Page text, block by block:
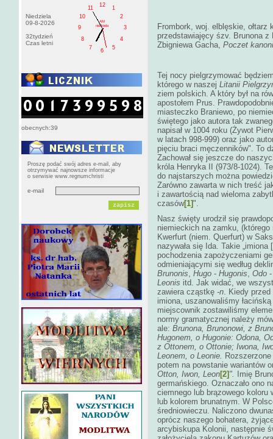
Niedziela
09-8-2026
32tydzień
Czas letni
1
2
3
4
5
6
7
8
9
10
11
12
AM
niedziela
obecnych:39
Proszę podać swój adres e-mail, aby
otrzymywać najnowsze informacje
o serwisie www.regnumchristi
e-mail
Frombork, woj. elblęskie,
przedstawiajęcy śzv. Brunona
Zbigniewa Gacha, Poczet
Tej nocy pielgrzymować
którego w naszej Litanii
ziem polskich. A który był na
apostołem Prus.
miasteczko Braniewo, po
świętego jako autora tak
napisał w 1004 roku (Żywot
w latach 998-999) oraz jako
pięciu braci męczenników". To
Zachował się jeszcze do
króla Henryka II (973/8-1024).
do najstarszych można
Zarówno zawarta w nich treść
i zawartością nad wieloma
czasów[1]".
Nasz święty urodził się
niemieckich na zamku,
Kwerfurt (niem. Querfurt) w
nazywała się Ida. Takie
pochodzenia zapożyczeniami
odmieniającymi się według
Brunonis, Hugo - Hugonis, Odo
Leonis itd. Jak widać, we
zawiera cząstkę -n. Kiedy
imiona, uszanowaliśmy
miejscownik zostawiliśmy
normy gramatycznej należy
ale: Brunona, Brunonowi, z
Hugonem, o Hugonie: Odona,
z Ottonem, o Ottonie; Iwona,
Leonem, o Leonie.
potem na powstanie wariantów
Otton, Iwon, Leon[2] ".
Imię
germańskiego. Oznaczało ono
ciemnego lub brązowego koloru
lub kolorem brunatnym. W
średniowieczu. Naliczono
oprócz naszego bohatera,
arcybiskupa Kolonii, następnie